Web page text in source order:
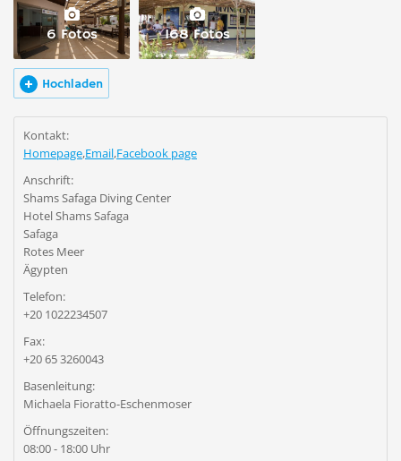
6 Fotos 168 Fotos
Hochladen
Kontakt:
Homepage,Email,Facebook page
Anschrift:
Shams Safaga Diving Center
Hotel Shams Safaga
Safaga
Rotes Meer
Ägypten
Telefon:
+20 1022234507
Fax:
+20 65 3260043
Basenleitung:
Michaela Fioratto-Eschenmoser
Öffnungszeiten:
08:00 - 18:00 Uhr